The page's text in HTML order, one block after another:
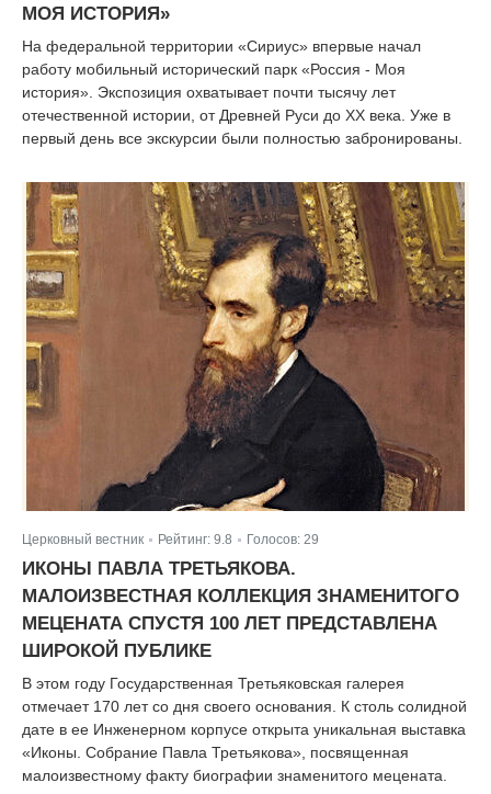
МОЯ ИСТОРИЯ»
На федеральной территории «Сириус» впервые начал
работу мобильный исторический парк «Россия - Моя
история». Экспозиция охватывает почти тысячу лет
отечественной истории, от Древней Руси до XX века. Уже в
первый день все экскурсии были полностью забронированы.
Церковный вестник Рейтинг: 9.8 Голосов: 29
ИКОНЫ ПАВЛА ТРЕТЬЯКОВА.
МАЛОИЗВЕСТНАЯ КОЛЛЕКЦИЯ ЗНАМЕНИТОГО
МЕЦЕНАТА СПУСТЯ 100 ЛЕТ ПРЕДСТАВЛЕНА
ШИРОКОЙ ПУБЛИКЕ
В этом году Государственная Третьяковская галерея
отмечает 170 лет со дня своего основания. К столь солидной
дате в ее Инженерном корпусе открыта уникальная выставка
«Иконы. Собрание Павла Третьякова», посвященная
малоизвестному факту биографии знаменитого мецената.